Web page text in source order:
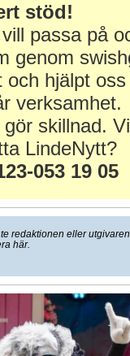
stöd!
passa på
genom
och hjälpt
verksamhet.
skillnad.
LindeNytt?
053 19 05
redaktionen eller
här.